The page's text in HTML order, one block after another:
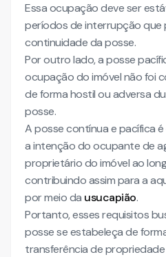
Essa ocupação deve ser
períodos de interrupção
continuidade da posse.
Por outro lado, a posse
ocupação do imóvel não foi
de forma hostil ou adversa
posse.
A posse contínua e pacífica
a intenção do ocupante de
proprietário do imóvel ao
contribuindo assim para a
por meio da usucapião.
Portanto, esses requisitos
posse se estabeleça de
transferência de